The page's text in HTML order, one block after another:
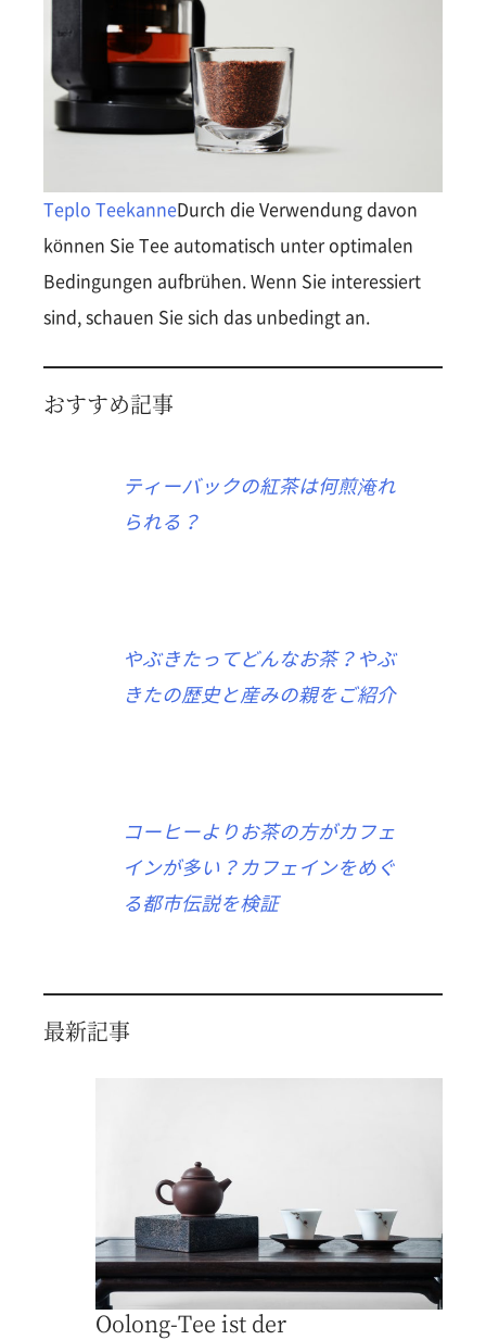
Teplo TeekanneDurch die Verwendung davon
können Sie Tee automatisch unter optimalen
Bedingungen aufbrühen. Wenn Sie interessiert
sind, schauen Sie sich das unbedingt an.
おすすめ記事
ティーバックの紅茶は何煎淹れ
られる？
やぶきたってどんなお茶？やぶ
きたの歴史と産みの親をご紹介
コーヒーよりお茶の方がカフェ
インが多い？カフェインをめぐ
る都市伝説を検証
最新記事
Oolong-Tee ist der